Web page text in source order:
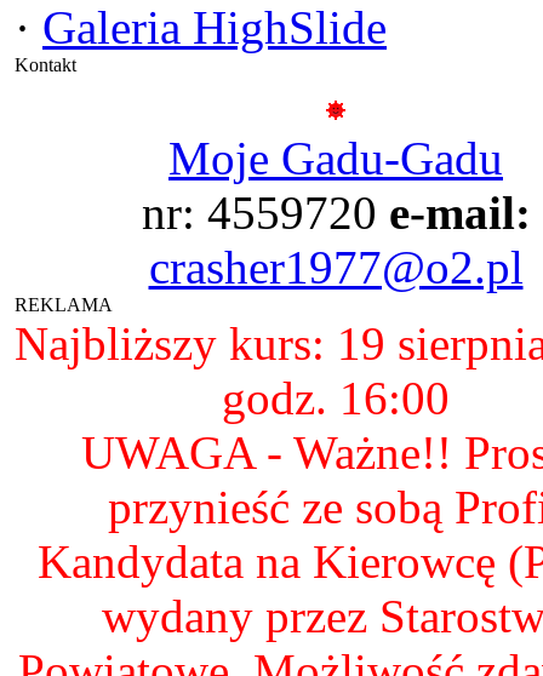
· Galeria HighSlide
Kontakt
Moje Gadu-Gadu
nr: 4559720 e-mail:
crasher1977@o2.pl
REKLAMA
Najbliższy kurs: 19
godz. 16:00
UWAGA - Ważne!!
przynieść ze sobą
Kandydata na Kierowcę
wydany przez